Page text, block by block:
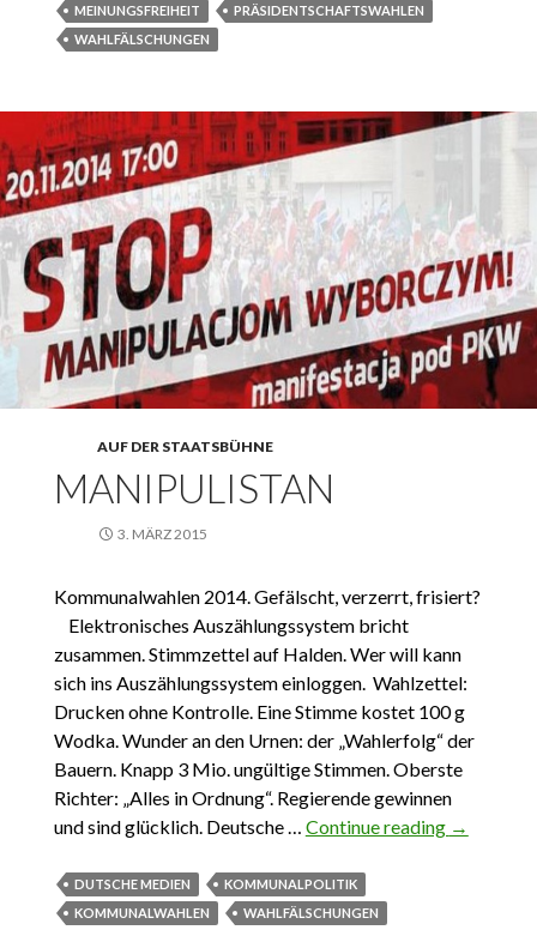
MEINUNGSFREIHEIT
PRÄSIDENTSCHAFTSWAHLEN
WAHLFÄLSCHUNGEN
AUF DER STAATSBÜHNE
MANIPULISTAN
3. MÄRZ 2015
Kommunalwahlen 2014. Gefälscht, verzerrt, frisiert?
Elektronisches Auszählungssystem bricht
zusammen. Stimmzettel auf Halden. Wer will kann
sich ins Auszählungssystem einloggen. Wahlzettel:
Drucken ohne Kontrolle. Eine Stimme kostet 100 g
Wodka. Wunder an den Urnen: der „Wahlerfolg“ der
Bauern. Knapp 3 Mio. ungültige Stimmen. Oberste
Richter: „Alles in Ordnung“. Regierende gewinnen
und sind glücklich. Deutsche … Continue reading →
DUTSCHE MEDIEN
KOMMUNALPOLITIK
KOMMUNALWAHLEN
WAHLFÄLSCHUNGEN